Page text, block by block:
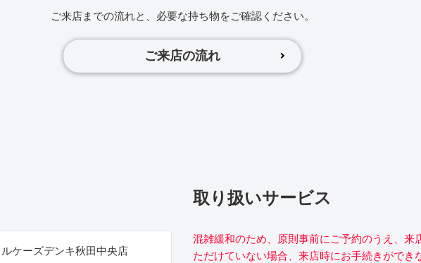
ご来店までの流れと、必要な持ち物をご確認ください。
ご来店の流れ
ケーズデンキ秋田中央店
取り扱いサービス
混雑緩和のため、原則事前にご予約のうえ、来
ただけていない場合、来店時にお手続きができ